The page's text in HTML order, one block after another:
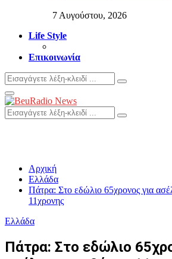
7 Αυγούστου, 2026
Life Style
Επικοινωνία
Search
for:
Search
Primary
Menu
Search
for:
Search
Αρχική
Ελλάδα
Πάτρα: Στο εδώλιο 65χρονος για
11χρονης
Ελλάδα
Πάτρα: Στο εδώλιο